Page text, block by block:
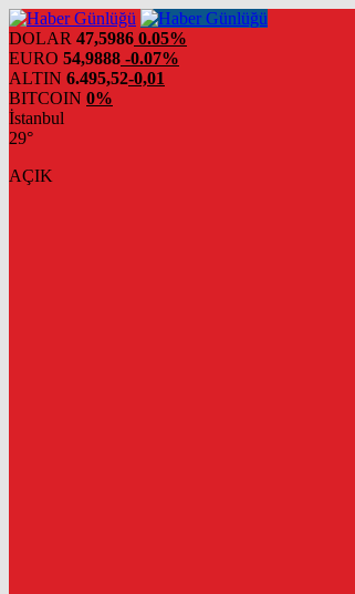
DOLAR 47,5986 0.05%
EURO 54,9888 -0.07%
ALTIN 6.495,52-0,01
BITCOIN 0%
İstanbul
29°
AÇIK